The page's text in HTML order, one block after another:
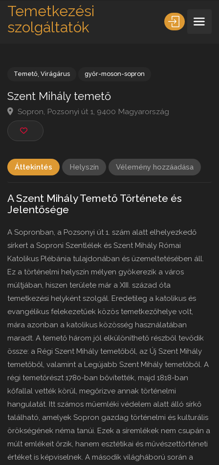
Temetkezési
szolgáltatók
Szent Mihály temető
Sopron, Pozsonyi út 1, 9400 Magyarország
Áttekintés Helyszín Vélemény hozzáadása
A Szent Mihály Temető Története és
Jelentősége
A Sopronban, a Pozsonyi út 1. szám alatt elhelyezkedő
sírkert a Soproni Szentlélek és Szent Mihály Római
Katolikus Plébánia tulajdonában és üzemeltetésében áll.
Ez a történelmi helyszín mélyen gyökerezik a város
múltjában, hiszen területe már a XIII. század óta
temetkezési helyként szolgál. Eredetileg a katolikus és
evangélikus felekezetűek közös temetkezőhelye volt,
mára azonban a katolikus közösség használatában
maradt. A temető három jól elkülöníthető részből tevődik
össze: a Régi Szent Mihály temetőből, az Új Szent Mihály
temetőből, valamint a Legújabb Szent Mihály temetőből. A
régi temetőrészt 1780-ban bővítették, majd 1818-ban
kőfallal vették körül, megőrizve annak történelmi
hangulatát. Itt számos műemléki védelem alatt álló sírkő
található, amelyek Sopron gazdag történelmi és kulturális
örökségének néma tanúi. Ezek a síremlékek nem csupán a
múlt emlékeit őrzik, hanem esztétikai és művészettörténeti
értéket is képviselnek. A második világháború során a